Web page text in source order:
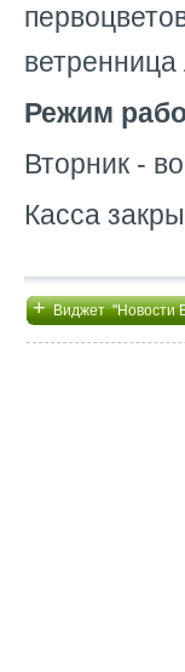
Режим
Вторник -
Касса
+Виджет "Новости